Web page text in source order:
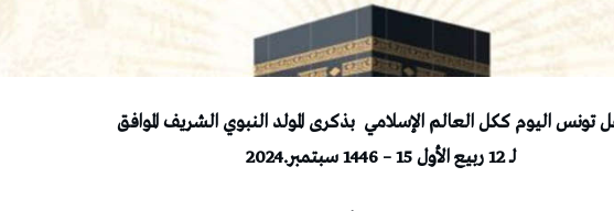
‬بذكرى‭ ‬المولد‭ ‬النبوي‭ ‬الشريف‭ ‬الموافق‭ ‬
لـ‭ ‬12‭ ‬ربيع‭ ‬الأول‭ ‬1446‭ – ‬15‭ ‬سبتمبر‭ ‬2024‭.‬